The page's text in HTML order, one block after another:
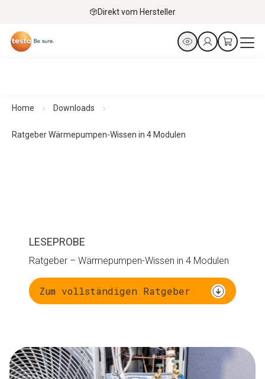
Direkt vom Hersteller
Home Downloads
Ratgeber Wärmepumpen-Wissen in 4 Modulen
LESEPROBE
Ratgeber – Wärmepumpen-Wissen in 4 Modulen
Zum vollständigen Ratgeber